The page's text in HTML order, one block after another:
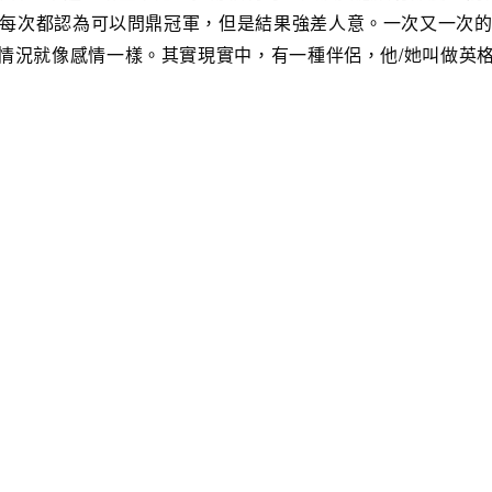
次都認為可以問鼎冠軍，但是結果強差人意。一次又一次
況就像感情一樣。其實現實中，有一種伴侶，他/她叫做英